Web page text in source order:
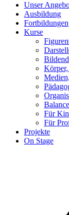
Unser
Ausbildung
Fortbildungen
Kurse
Körper,
Für
Für
Projekte
On Stage